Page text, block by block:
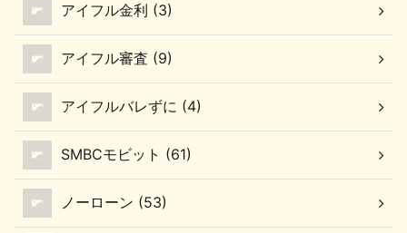
アイフル金利 (3)
アイフル審査 (9)
アイフルバレずに (4)
SMBCモビット (61)
ノーローン (53)